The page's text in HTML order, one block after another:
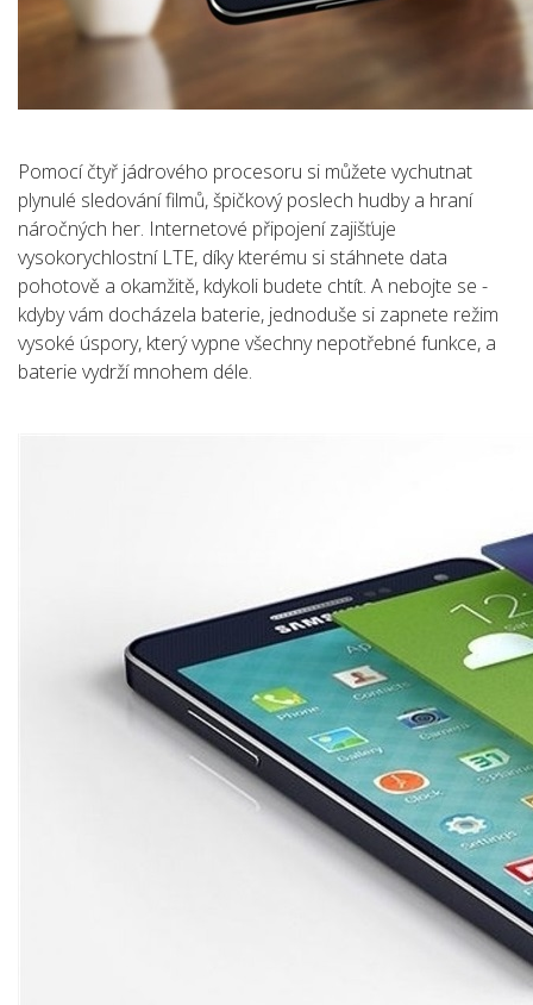
Pomocí čtyř jádrového procesoru si můžete vychutnat
plynulé sledování filmů, špičkový poslech hudby a hraní
náročných her. Internetové připojení zajišťuje
vysokorychlostní LTE, díky kterému si stáhnete data
pohotově a okamžitě, kdykoli budete chtít. A nebojte se -
kdyby vám docházela baterie, jednoduše si zapnete režim
vysoké úspory, který vypne všechny nepotřebné funkce, a
baterie vydrží mnohem déle.